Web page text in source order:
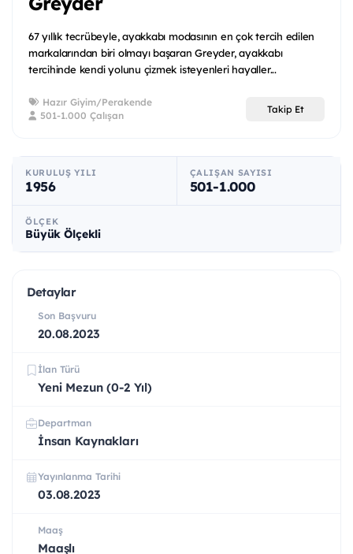
67 yıllık tecrübeyle, ayakkabı modasının en çok tercih edilen
markalarından biri olmayı başaran Greyder, ayakkabı
tercihinde kendi yolunu çizmek isteyenleri hayaller...
Hazır Giyim/Perakende
501-1.000 Çalışan
Takip Et
KURULUŞ YILI
1956
ÇALIŞAN SAYISI
501-1.000
ÖLÇEK
Büyük Ölçekli
Detaylar
Son Başvuru
20.08.2023
İlan Türü
Yeni Mezun (0-2 Yıl)
Departman
İnsan Kaynakları
Yayınlanma Tarihi
03.08.2023
Maaş
Maaşlı